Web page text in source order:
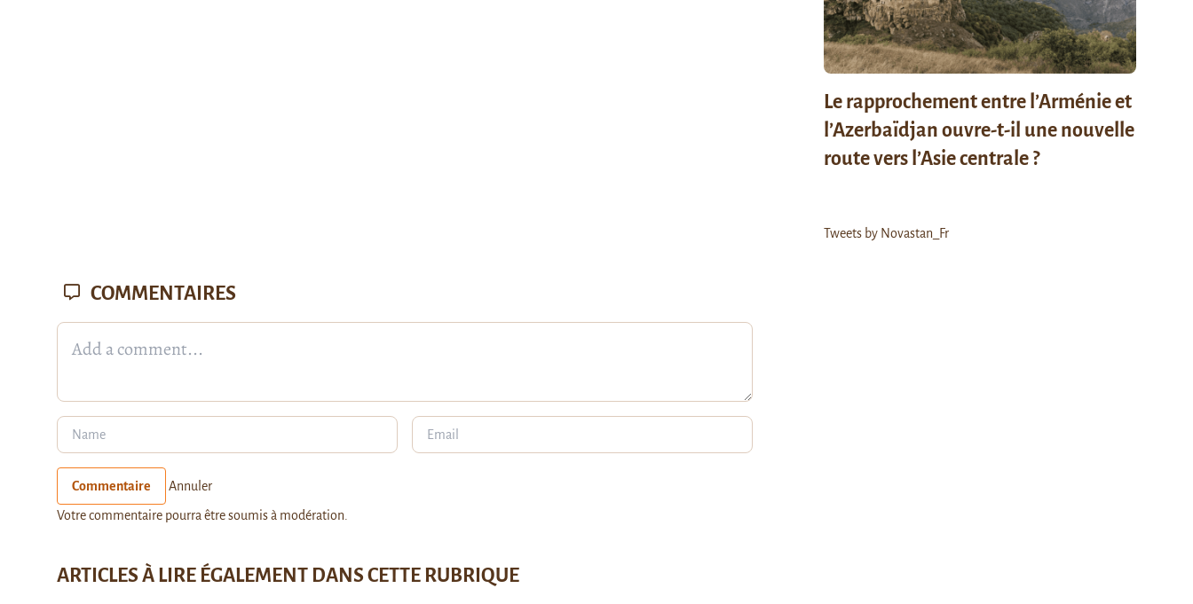
Le rapprochement entre l’Arménie et
l’Azerbaïdjan ouvre-t-il une nouvelle
route vers l’Asie centrale ?
Tweets by Novastan_Fr
COMMENTAIRES
Commentaire Annuler
Votre commentaire pourra être soumis à modération.
ARTICLES À LIRE ÉGALEMENT DANS CETTE RUBRIQUE